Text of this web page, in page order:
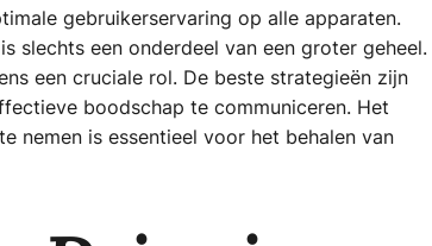
gebruikerservaring op alle apparaten.
slechts een onderdeel van een groter geheel.
een cruciale rol. De beste strategieën zijn
boodschap te communiceren. Het
nemen is essentieel voor het behalen van